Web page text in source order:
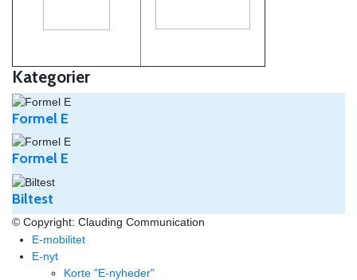
Kategorier
Formel E
Formel E
Biltest
© Copyright: Clauding Communication
E-mobilitet
E-nyt
Korte "E-nyheder"